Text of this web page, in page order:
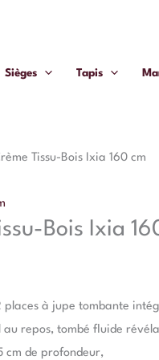
Sièges Tapis
Tissu-Bois Ixia 160 cm
Bois Ixia
à jupe tombante
repos, tombé fluide
cm de profondeur,